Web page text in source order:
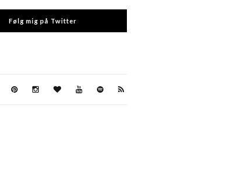
Følg mig på Twitter